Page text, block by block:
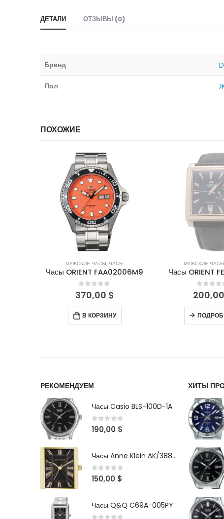
ДЕТАЛИ ОТЗЫВЫ (0)
Бренд
Пол
ПОХОЖИЕ
НЕТ В НАЛИЧИИ
МУЖСКИЕ ЧАСЫ, ЧАСЫ
Часы ORIENT FESAE006B
0out of 5
200,00 $
ПОДРОБНЕЕ
НЕТ В
ЖЕНСКИЕ ЧАСЫ
Часы ORIENT
0out
160,00
РЕКОМЕНДУЕМ
Часы Casio BLS-100D-1A
0out of 5
190,00 $
Часы Anne Klein AK/3882BKGB
0out of 5
150,00 $
Часы Q&Q C69A-005PY
ХИТЫ